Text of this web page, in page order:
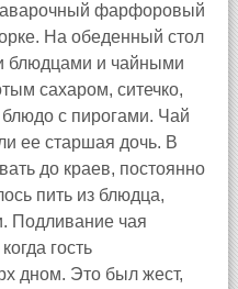
фарфоровый
На обеденный стол
блюдцами и чайными
сахаром, ситечко,
с пирогами. Чай
ее старшая дочь. В
до краев, постоянно
пить из блюдца,
Подливание чая
гость
дном. Это был жест,